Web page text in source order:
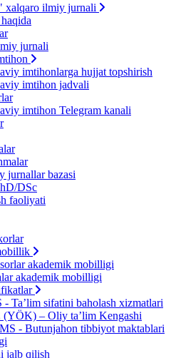
xalqaro ilmiy jurnali
jurnali
imtihonlarga hujjat topshirish
imtihon jadvali
imtihon Telegram kanali
jurnallar bazasi
DSc
faoliyati
akademik mobilligi
akademik mobilligi
- Ta’lim sifatini baholash xizmatlari
(YÖK) – Oliy ta’lim Kengashi
- Butunjahon tibbiyot maktablari
jalb qilish